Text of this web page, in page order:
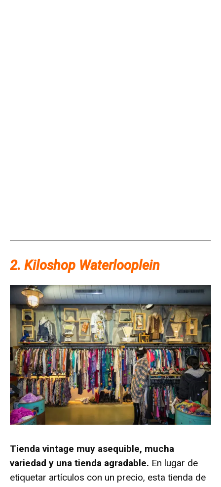
2. Kiloshop Waterlooplein
Tienda vintage muy asequible, mucha
variedad y una tienda agradable. En lugar de
etiquetar artículos con un precio, esta tienda de